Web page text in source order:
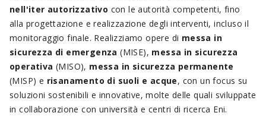
nell'iter autorizzativo con le autorità competenti, fino
alla progettazione e realizzazione degli interventi, incluso il
monitoraggio finale. Realizziamo opere di messa in
sicurezza di emergenza (MISE), messa in sicurezza
operativa (MISO), messa in sicurezza permanente
(MISP) e risanamento di suoli e acque, con un focus su
soluzioni sostenibili e innovative, molte delle quali sviluppate
in collaborazione con università e centri di ricerca Eni.